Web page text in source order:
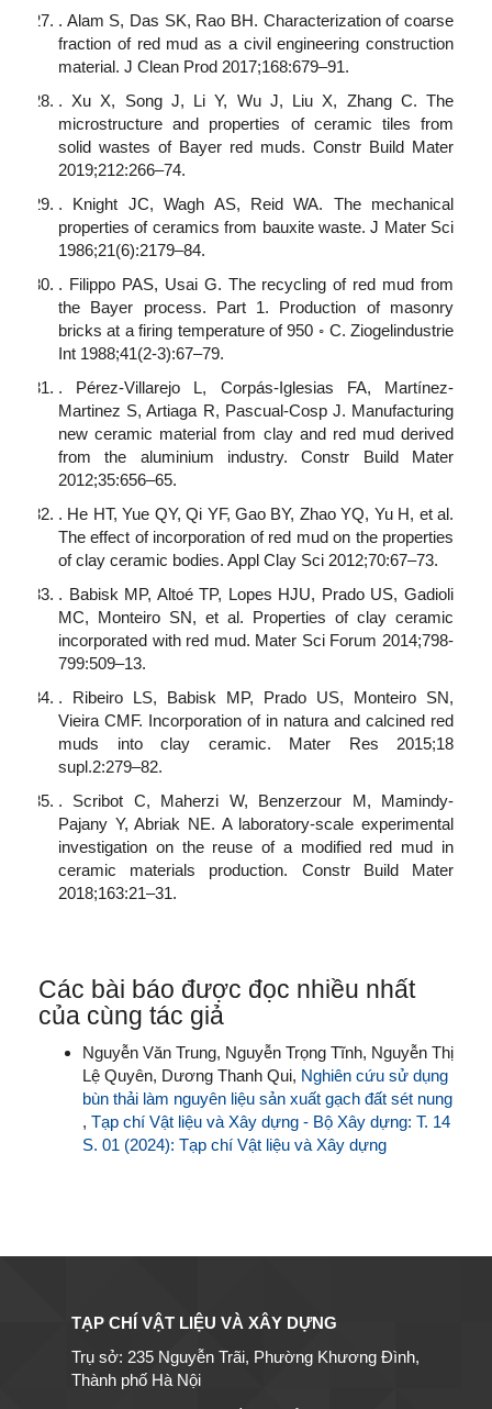
. Alam S, Das SK, Rao BH. Characterization of coarse
fraction of red mud as a civil engineering construction
material. J Clean Prod 2017;168:679–91.
. Xu X, Song J, Li Y, Wu J, Liu X, Zhang C. The
microstructure and properties of ceramic tiles from
solid wastes of Bayer red muds. Constr Build Mater
2019;212:266–74.
. Knight JC, Wagh AS, Reid WA. The mechanical
properties of ceramics from bauxite waste. J Mater Sci
1986;21(6):2179–84.
. Filippo PAS, Usai G. The recycling of red mud from
the Bayer process. Part 1. Production of masonry
bricks at a firing temperature of 950 ◦ C. Ziogelindustrie
Int 1988;41(2-3):67–79.
. Pérez-Villarejo L, Corpás-Iglesias FA, Martínez-
Martinez S, Artiaga R, Pascual-Cosp J. Manufacturing
new ceramic material from clay and red mud derived
from the aluminium industry. Constr Build Mater
2012;35:656–65.
. He HT, Yue QY, Qi YF, Gao BY, Zhao YQ, Yu H, et al.
The effect of incorporation of red mud on the properties
of clay ceramic bodies. Appl Clay Sci 2012;70:67–73.
. Babisk MP, Altoé TP, Lopes HJU, Prado US, Gadioli
MC, Monteiro SN, et al. Properties of clay ceramic
incorporated with red mud. Mater Sci Forum 2014;798-
799:509–13.
. Ribeiro LS, Babisk MP, Prado US, Monteiro SN,
Vieira CMF. Incorporation of in natura and calcined red
muds into clay ceramic. Mater Res 2015;18
supl.2:279–82.
. Scribot C, Maherzi W, Benzerzour M, Mamindy-
Pajany Y, Abriak NE. A laboratory-scale experimental
investigation on the reuse of a modified red mud in
ceramic materials production. Constr Build Mater
2018;163:21–31.
Các bài báo được đọc nhiều nhất
của cùng tác giả
Nguyễn Văn Trung, Nguyễn Trọng Tĩnh, Nguyễn Thị
Lệ Quyên, Dương Thanh Qui, Nghiên cứu sử dụng
bùn thải làm nguyên liệu sản xuất gạch đất sét nung
, Tạp chí Vật liệu và Xây dựng - Bộ Xây dựng: T. 14
S. 01 (2024): Tạp chí Vật liệu và Xây dựng
TẠP CHÍ VẬT LIỆU VÀ XÂY DỰNG
Trụ sở: 235 Nguyễn Trãi, Phường Khương Đình,
Thành phố Hà Nội